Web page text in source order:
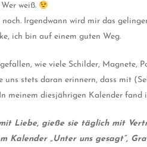
weiß.
Irgendwann wird mir das
ich bin auf einem guten Weg.
wie viele Schilder, Magnete,
stets daran erinnern, dass mit
meinem diesjährigen Kalender fand
Liebe, gieße sie täglich mit
Kalender „Unter uns gesagt“,